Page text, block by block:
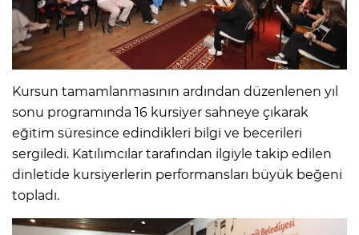
Kursun tamamlanmasının ardından düzenlenen yıl
sonu programında 16 kursiyer sahneye çıkarak
eğitim süresince edindikleri bilgi ve becerileri
sergiledi. Katılımcılar tarafından ilgiyle takip edilen
dinletide kursiyerlerin performansları büyük beğeni
topladı.